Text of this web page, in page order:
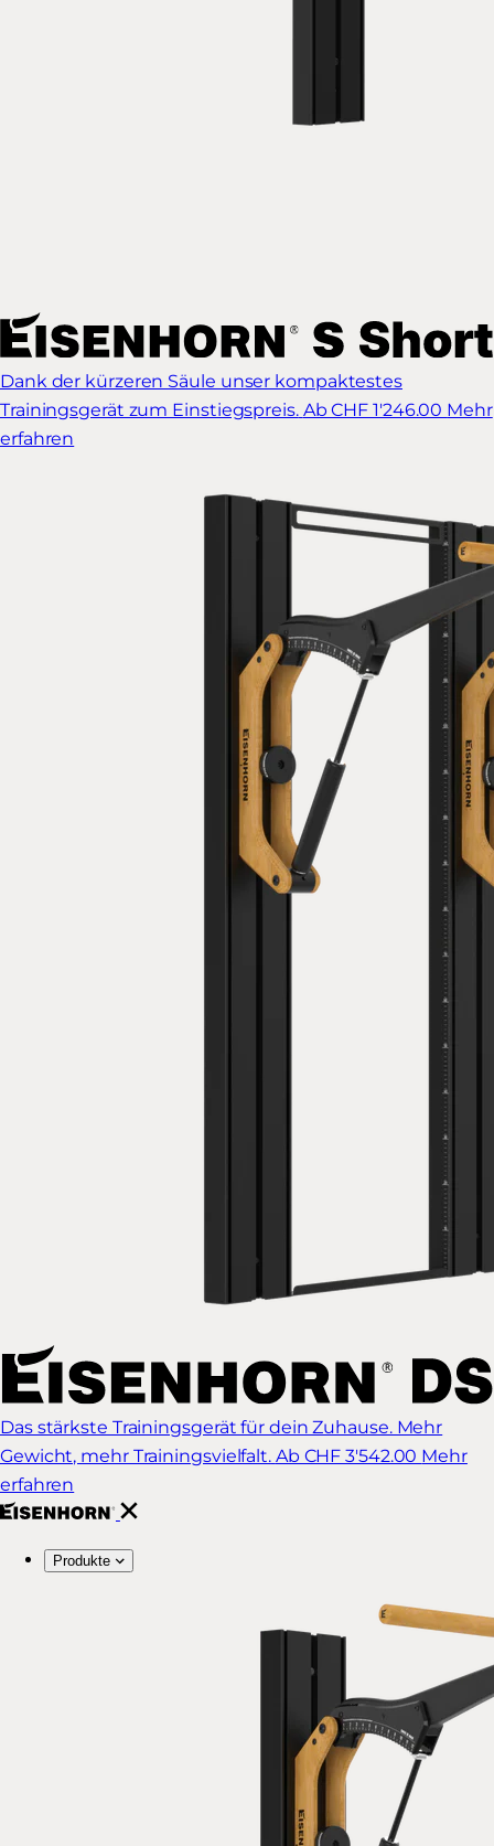
Dank der kürzeren Säule unser kompaktestes
Trainingsgerät zum Einstiegspreis. Ab CHF 1'246.00 Mehr
erfahren
Das stärkste Trainingsgerät für dein Zuhause. Mehr
Gewicht, mehr Trainingsvielfalt. Ab CHF 3'542.00 Mehr
erfahren
Produkte